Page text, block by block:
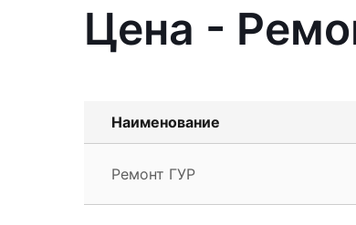
Цена -
Наименование
Ремонт ГУР